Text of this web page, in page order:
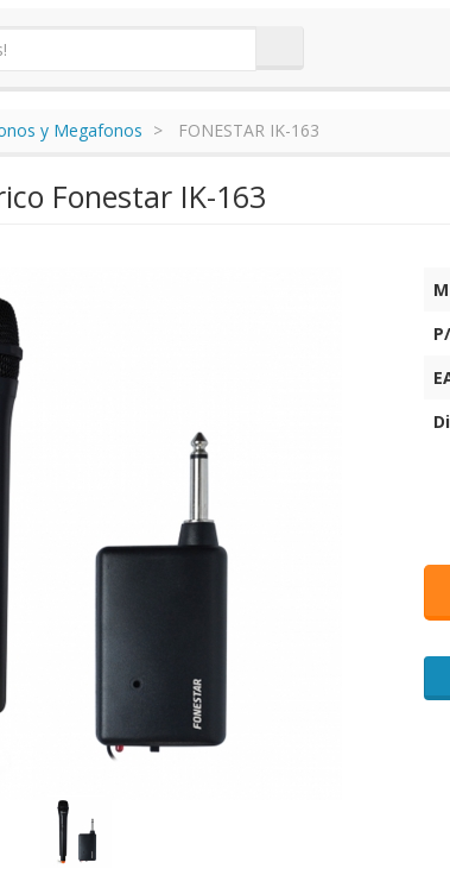
y Megafonos FONESTAR IK-163
Fonestar IK-163